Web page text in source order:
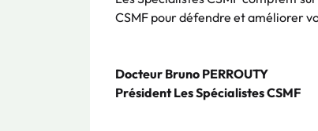
CSMF pour défendre et améliorer
Docteur Bruno PERROUTY
Président Les Spécialistes CSMF